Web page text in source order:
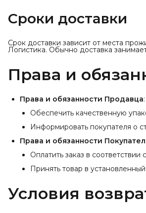
Сроки доставки
Срок доставки зависит от места
Логистика. Обычно доставка
Права и
Права и обязанности Продавца:
Обеспечить качественную
Информировать покупателя о
Права и обязанности
Оплатить заказ в
Принять товар в
Условия